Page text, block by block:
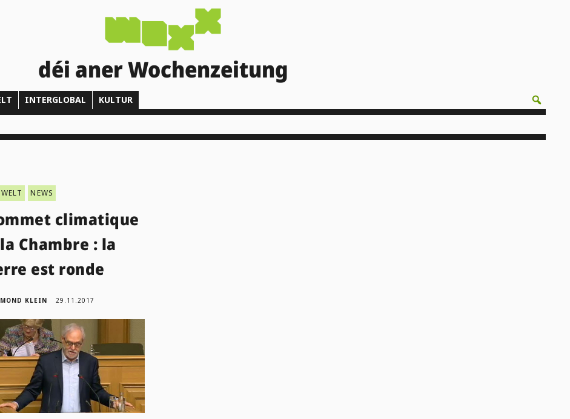
déi aner Wochenzeitung
INTERGLOBAL KULTUR
NEWS
climatique
Chambre : la
est ronde
KLEIN 29.11.2017